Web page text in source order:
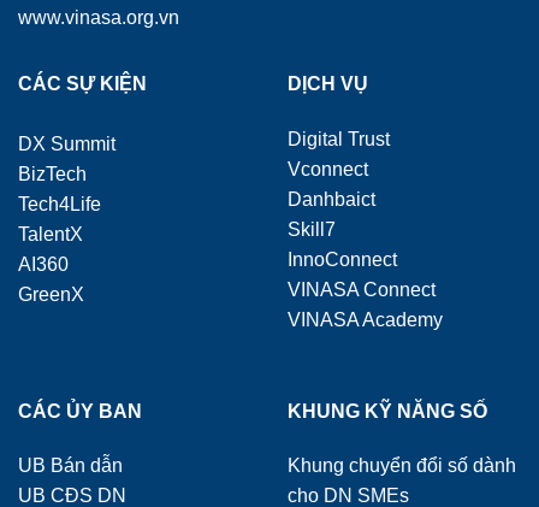
www.vinasa.org.vn
CÁC SỰ KIỆN
DX Summit
BizTech
Tech4Life
TalentX
AI360
GreenX
DỊCH VỤ
Digital Trust
Vconnect
Danhbaict
Skill7
InnoConnect
VINASA Connect
VINASA Academy
CÁC ỦY BAN
UB Bán dẫn
UB CĐS DN
KHUNG KỸ NĂNG SỐ
Khung chuyển đổi số dành
cho DN SMEs